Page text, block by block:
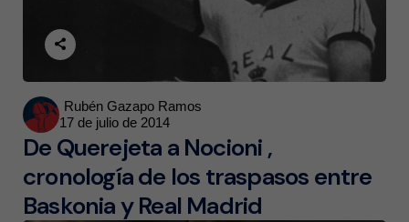
Posted
by
Rubén Gazapo Ramos
17 de julio de 2014
De Querejeta a Nocioni ,
cronología de los traspasos entre
Baskonia y Real Madrid